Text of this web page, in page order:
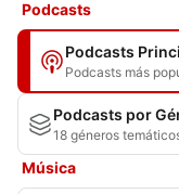
Podcasts
Podcasts
Podcasts más
Podcasts por
18 géneros
Música